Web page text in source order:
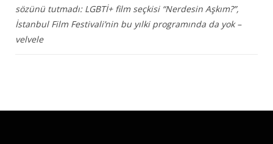
sözünü tutmadı: LGBTİ+ film seçkisi “Nerdesin Aşkım?”,
İstanbul Film Festivali’nin bu yılki programında da yok –
velvele